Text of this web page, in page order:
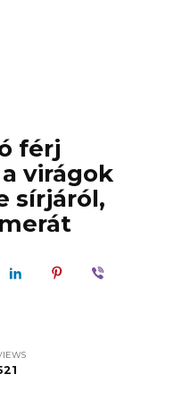
férj
virágok
sírjáról,